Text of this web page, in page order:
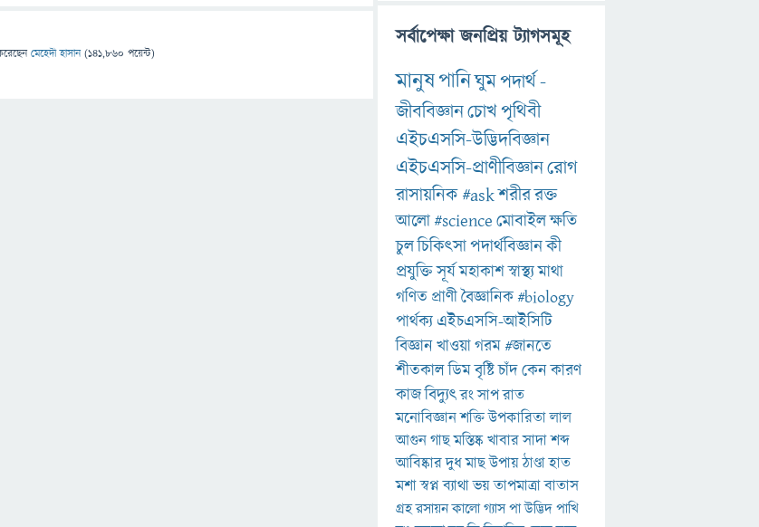
মেহেদী হাসান (141,860 পয়েন্ট)
সর্বাপেক্ষা জনপ্রিয় ট্যাগসমূহ
মানুষপানিঘুমপদার্থ-
জীববিজ্ঞানচোখপৃথিবী
এইচএসসি-উদ্ভিদবিজ্ঞান
এইচএসসি-প্রাণীবিজ্ঞানরোগ
রাসায়নিক#askশরীররক্ত
আলো#scienceমোবাইলক্ষতি
চুলচিকিৎসাপদার্থবিজ্ঞানকী
প্রযুক্তিসূর্যমহাকাশস্বাস্থ্যমাথা
গণিত প্রাণীবৈজ্ঞানিক#biology
পার্থক্য এইচএসসি-আইসিটি
বিজ্ঞানখাওয়াগরম#জানতে
শীতকালডিমবৃষ্টিচাঁদকেনকারণ
কাজবিদ্যুৎরংসাপরাত
মনোবিজ্ঞানশক্তিউপকারিতালাল
আগুনগাছমস্তিষ্কখাবারসাদাশব্দ
আবিষ্কারদুধমাছউপায়ঠাণ্ডাহাত
মশাস্বপ্নব্যাথাভয়তাপমাত্রাবাতাস
গ্রহরসায়নকালোগ্যাসপাউদ্ভিদপাখি